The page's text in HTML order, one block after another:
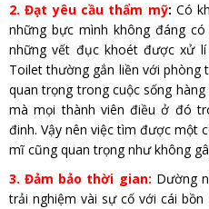
2. Đạt yêu cầu thẩm mỹ: Có
những bực mình không đáng
những vết đục khoét được xử lí
Toilet thường gắn liền với
quan trọng trong cuộc sống
mà mọi thành viên điều ở đó
đinh. Vậy nên việc tìm được một
mĩ cũng quan trọng như không
3. Đảm bảo thời gian: Dường
trải nghiệm vài sự cố với cái